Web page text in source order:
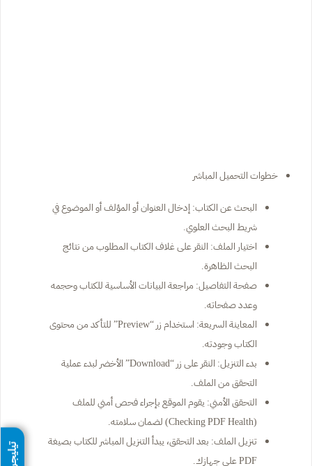
خطوات التحميل المباشر
البحث عن الكتاب: إدخال العنوان أو المؤلف أو الموضوع في
شريط البحث العلوي.
اختيار الملف: النقر على غلاف الكتاب المطلوب من نتائج
البحث الظاهرة.
صفحة التفاصيل: مراجعة البيانات الأساسية للكتاب وحجمه
وعدد صفحاته.
المعاينة السريعة: استخدام زر “Preview” للتأكد من محتوى
الكتاب وجودته.
بدء التنزيل: النقر على زر “Download” الأخضر لبدء عملية
التحقق من الملف.
التحقق الأمني: يقوم الموقع بإجراء فحص أمني للملف
(Checking PDF Health) لضمان سلامته.
تنزيل الملف: بعد التحقق، يبدأ التنزيل المباشر للكتاب بصيغة
PDF على جهازك.